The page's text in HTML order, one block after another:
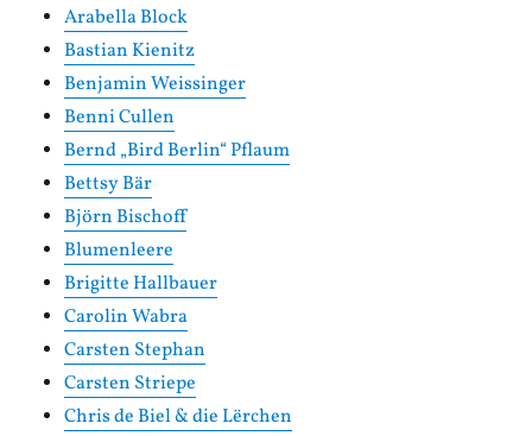
Arabella Block
Bastian Kienitz
Benjamin Weissinger
Benni Cullen
Bernd „Bird Berlin“ Pflaum
Bettsy Bär
Björn Bischoff
Blumenleere
Brigitte Hallbauer
Carolin Wabra
Carsten Stephan
Carsten Striepe
Chris de Biel & die Lërchen